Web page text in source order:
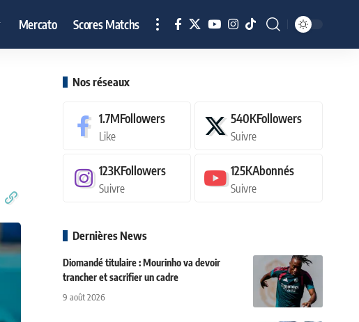
Mercato Scores Matchs
Nos réseaux
1.7MFollowers
Like
540KFollowers
Suivre
123KFollowers
Suivre
125KAbonnés
Suivre
Dernières News
Diomandé titulaire : Mourinho va devoir
trancher et sacrifier un cadre
9 août 2026